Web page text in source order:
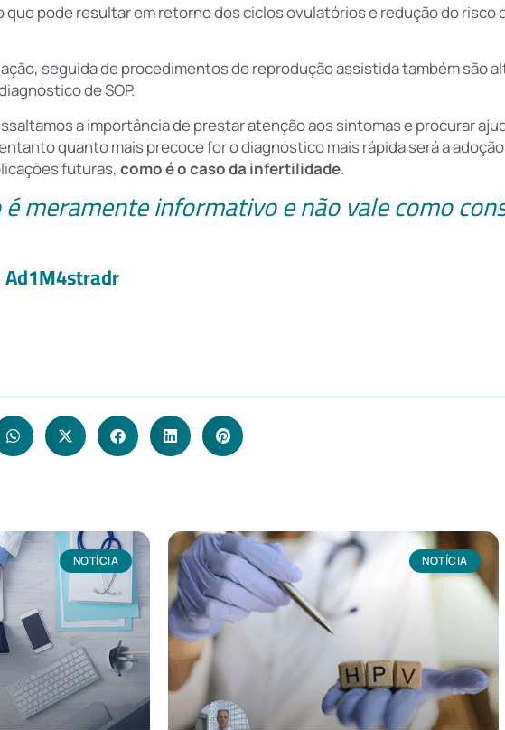
que pode resultar em retorno dos ciclos ovulatórios e redução do
seguida de procedimentos de reprodução assistida também são
de SOP.
a importância de prestar atenção aos sintomas e procurar
quanto mais precoce for o diagnóstico mais rápida será a
futuras, como é o caso da infertilidade.
meramente informativo e não vale como
Ad1M4stradr
NOTÍCIA NOTÍCIA